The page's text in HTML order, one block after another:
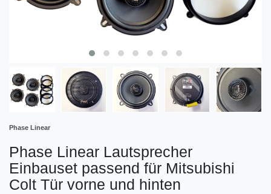
Phase Linear
Phase Linear Lautsprecher
Einbauset passend für Mitsubishi
Colt Tür vorne und hinten